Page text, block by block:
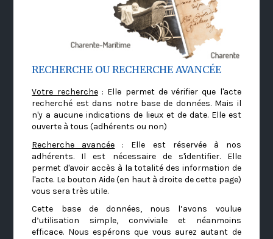
RECHERCHE OU RECHERCHE AVANCÉE
Votre recherche: Elle permet de vérifier que l'acte
recherché est dans notre base de données. Mais il
n'y a aucune indications de lieux et de date. Elle est
ouverte à tous (adhérents ou non)
Recherche avancée : Elle est réservée à nos
adhérents. Il est nécessaire de s'identifier. Elle
permet d'avoir accès à la totalité des information de
l'acte. Le bouton Aide (en haut à droite de cette page)
vous sera très utile.
Cette base de données, nous l’avons voulue
d’utilisation simple, conviviale et néanmoins
efficace. Nous espérons que vous aurez autant de